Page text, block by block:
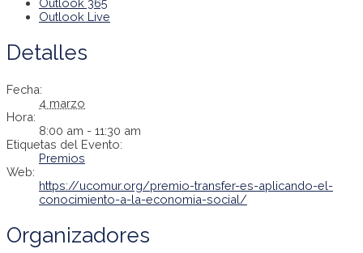
Outlook Live
Detalles
Fecha:
4 marzo
Hora:
8:00 am - 11:30 am
Etiquetas del Evento:
Premios
Web:
https://ucomur.org/premio-transfer-es-aplicando-el-
conocimiento-a-la-economia-social/
Organizadores